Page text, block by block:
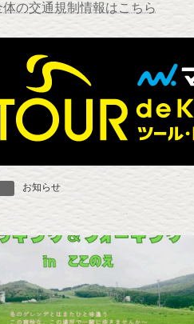
の交通規制情報はこちら
お知らせ